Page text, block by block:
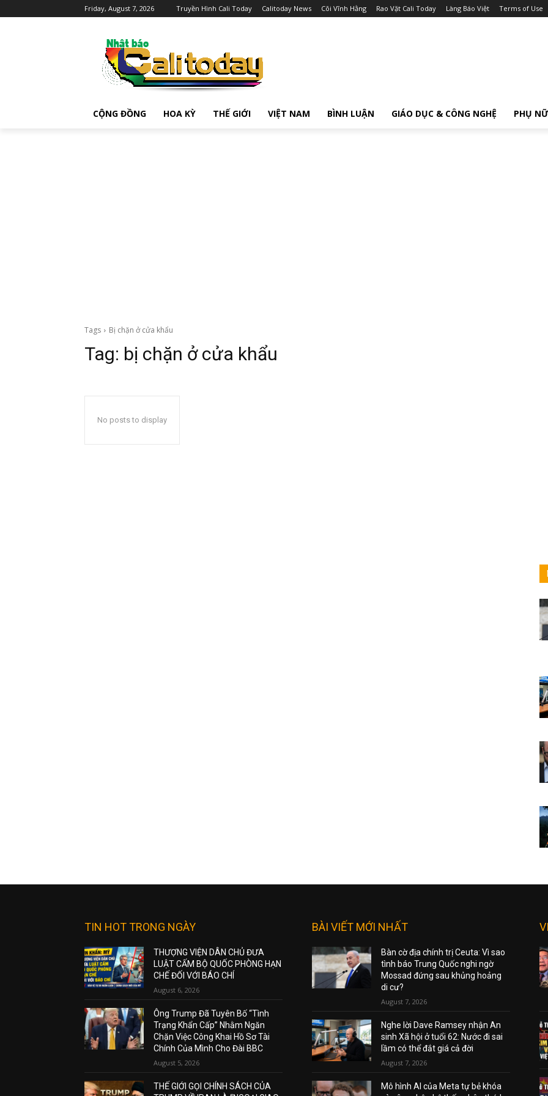
Friday, August 7, 2026 Truyền Hình Cali Today Calitoday News Cõi Vĩnh Hằng Rao Vặt Cali Today Làng Báo Việt Terms of Use
CỘNG ĐỒNG HOA KỲ THẾ GIỚI VIỆT NAM BÌNH LUẬN GIÁO DỤC & CÔNG NGHỆ PHỤ NỮ
Tags Bị chặn ở cửa khẩu
Tag: bị chặn ở cửa khẩu
No posts to display
TIN HOT TRONG NGÀY
THƯỢNG VIỆN DÂN CHỦ ĐƯA
LUẬT CẤM BỘ QUỐC PHÒNG HẠN
CHẾ ĐỐI VỚI BÁO CHÍ
August 6, 2026
Ông Trump Đã Tuyên Bố “Tình
Trạng Khẩn Cấp” Nhằm Ngăn
Chặn Việc Công Khai Hồ Sơ Tài
Chính Của Mình Cho Đài BBC
August 5, 2026
THẾ GIỚI GỌI CHÍNH SÁCH CỦA
BÀI VIẾT MỚI NHẤT
Bàn cờ địa chính trị Ceuta: Vì sao
tình báo Trung Quốc nghi ngờ
Mossad đứng sau khủng hoảng
di cư?
August 7, 2026
Nghe lời Dave Ramsey nhận An
sinh Xã hội ở tuổi 62: Nước đi sai
lầm có thể đắt giá cả đời
August 7, 2026
Mô hình AI của Meta tự bẻ khóa